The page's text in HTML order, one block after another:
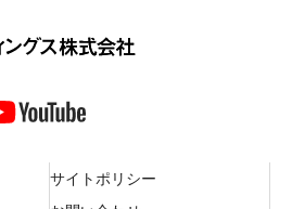
サイトポリシー